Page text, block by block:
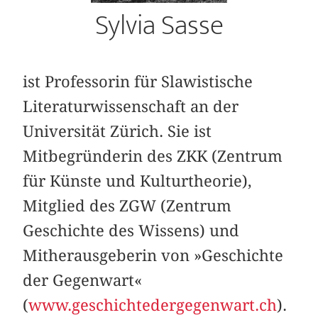
Sylvia Sasse
ist Professorin für Slawistische
Literaturwissenschaft an der
Universität Zürich. Sie ist
Mitbegründerin des ZKK (Zentrum
für Künste und Kulturtheorie),
Mitglied des ZGW (Zentrum
Geschichte des Wissens) und
Mitherausgeberin von »Geschichte
der Gegenwart«
(www.geschichtedergegenwart.ch).